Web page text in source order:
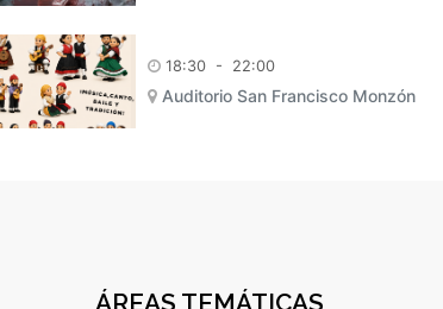
18:30 - 22:00
Auditorio San Francisco Monzón
ÁREAS TEMÁTICAS